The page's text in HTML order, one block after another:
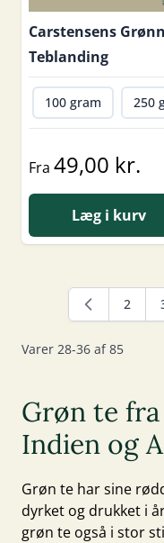
Carstensens
Teblanding
100 gram 250
Fra 49,00 kr.
Læg i kurv
Varer 28-36 af85
Side
2
Grøn te fra
Indien og
Grøn te har sine
dyrket og drukket i
grøn te også i stor